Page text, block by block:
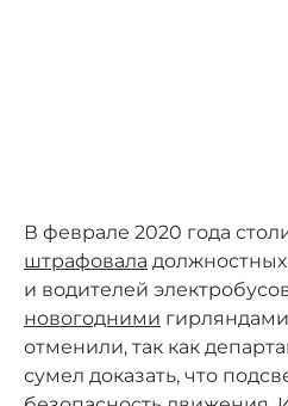
В феврале 2020 года
штрафовала
и водителей
новогодними
отменили, так как
сумел доказать, что